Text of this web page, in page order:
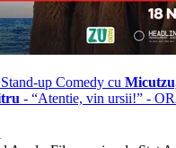
up Comedy cu
- “Atentie, vin ursii!” -